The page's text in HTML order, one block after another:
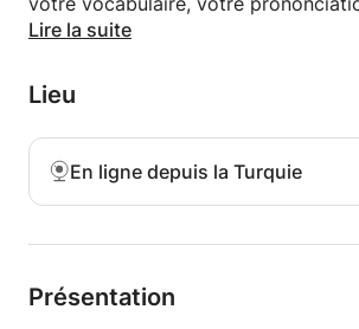
fluidité dans un environnement
l'international, préparer des
communiquer avec des amis à
simplement gagner en confiance en
français ou en arabe, les cours sont
objectifs personnels et à votre style
d'apprentissage.
Chaque séance combine exercices
grammaticales simples et activités
Lire la suite
Lieu
En ligne depuis la Turquie
Présentation